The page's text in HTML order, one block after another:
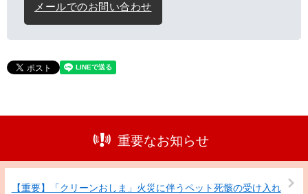
メールでのお問い合わせ
重要なお知らせ
【重要】「クリーンおしま」火災に伴うペット死骸の受け入れ